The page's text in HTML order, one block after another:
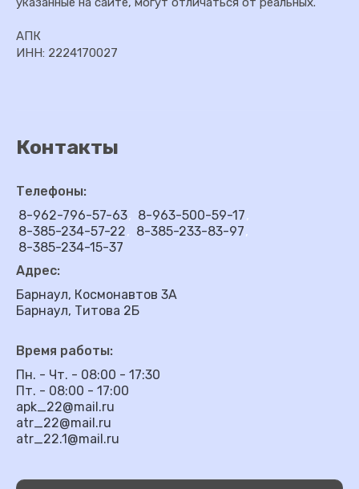
АПК
ИНН: 2224170027
Контакты
Телефоны:
8-962-796-57-63
8-963-500-59-17
8-385-234-57-22
8-385-233-83-97
8-385-234-15-37
Адрес:
Барнаул, Космонавтов 3А
Барнаул, Титова 2Б
Время работы:
Пн. - Чт. - 08:00 - 17:30
Пт. - 08:00 - 17:00
apk_22@mail.ru
atr_22@mail.ru
atr_22.1@mail.ru